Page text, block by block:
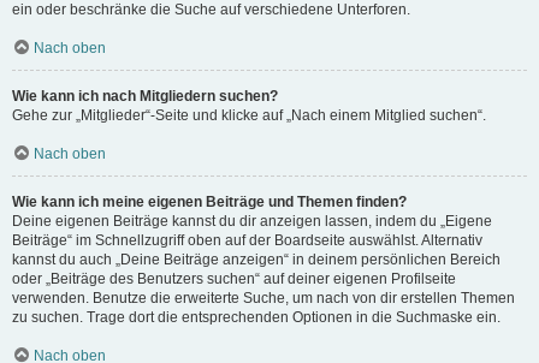
ein oder beschränke die Suche auf verschiedene Unterforen.
Nach oben
Wie kann ich nach Mitgliedern suchen?
Gehe zur „Mitglieder“-Seite und klicke auf „Nach einem Mitglied suchen“.
Nach oben
Wie kann ich meine eigenen Beiträge und Themen finden?
Deine eigenen Beiträge kannst du dir anzeigen lassen, indem du „Eigene
Beiträge“ im Schnellzugriff oben auf der Boardseite auswählst. Alternativ
kannst du auch „Deine Beiträge anzeigen“ in deinem persönlichen Bereich
oder „Beiträge des Benutzers suchen“ auf deiner eigenen Profilseite
verwenden. Benutze die erweiterte Suche, um nach von dir erstellen Themen
zu suchen. Trage dort die entsprechenden Optionen in die Suchmaske ein.
Nach oben